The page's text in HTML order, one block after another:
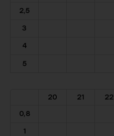
2,5
3
4
5
20 21 22
0,8
1